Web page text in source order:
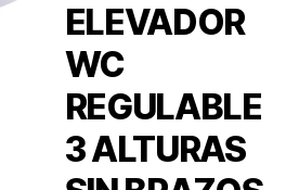
ELEVADOR
WC
REGULABLE
3 ALTURAS